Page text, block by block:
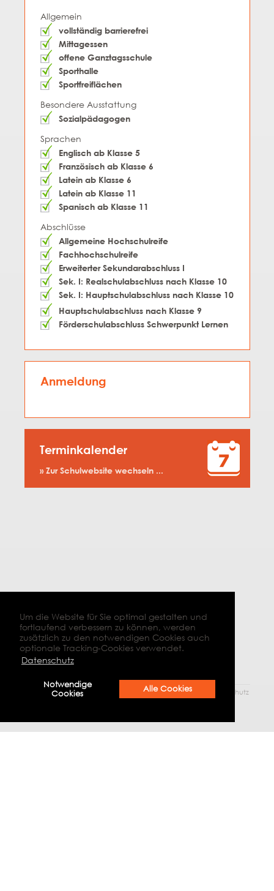
Um die Website für Sie optimal gestalten und
fortlaufend verbessern zu können, werden
zusätzlich zu den notwendigen Cookies auch
optionale Tracking-Cookies verwendet.
Datenschutz
Notwendige
Cookies
Alle Cookies
Allgemein
vollständig barrierefrei
Mittagessen
offene Ganztagsschule
Sporthalle
Sportfreiflächen
Besondere Ausstattung
Sozialpädagogen
Sprachen
Englisch ab Klasse 5
Französisch ab Klasse 6
Latein ab Klasse 6
Latein ab Klasse 11
Spanisch ab Klasse 11
Abschlüsse
Allgemeine Hochschulreife
Fachhochschulreife
Erweiterter Sekundarabschluss I
Sek. I: Realschulabschluss nach Klasse 10
Sek. I: Hauptschulabschluss nach Klasse 10
Hauptschulabschluss nach Klasse 9
Förderschulabschluss Schwerpunkt Lernen
Anmeldung
Terminkalender
» Zur Schulwebsite wechseln ...
© 2026 Bildungskompass Landkreis Goslar |Impressum Datenschutz